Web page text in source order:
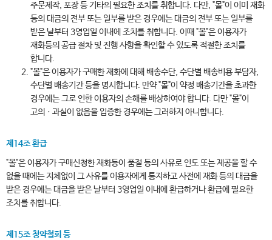
주문제작, 포장 등 기타의 필요한 조치를 취합니다. 다만, "몰"이 이미 재화
등의 대금의 전부 또는 일부를 받은 경우에는 대금의 전부 또는 일부를
받은 날부터 3영업일 이내에 조치를 취합니다. 이때 "몰"은 이용자가
재화등의 공급 절차 및 진행 사항을 확인할 수 있도록 적절한 조치를
합니다.
"몰"은 이용자가 구매한 재화에 대해 배송수단, 수단별 배송비용 부담자,
수단별 배송기간 등을 명시합니다. 만약 "몰"이 약정 배송기간을 초과한
경우에는 그로 인한 이용자의 손해를 배상하여야 합니다. 다만 "몰"이
고의ㆍ과실이 없음을 입증한 경우에는 그러하지 아니합니다.
제14조 환급
"몰"은 이용자가 구매신청한 재화등이 품절 등의 사유로 인도 또는 제공을 할 수
없을 때에는 지체없이 그 사유를 이용자에게 통지하고 사전에 재화 등의 대금을
받은 경우에는 대금을 받은 날부터 3영업일 이내에 환급하거나 환급에 필요한
조치를 취합니다.
제15조 청약철회 등